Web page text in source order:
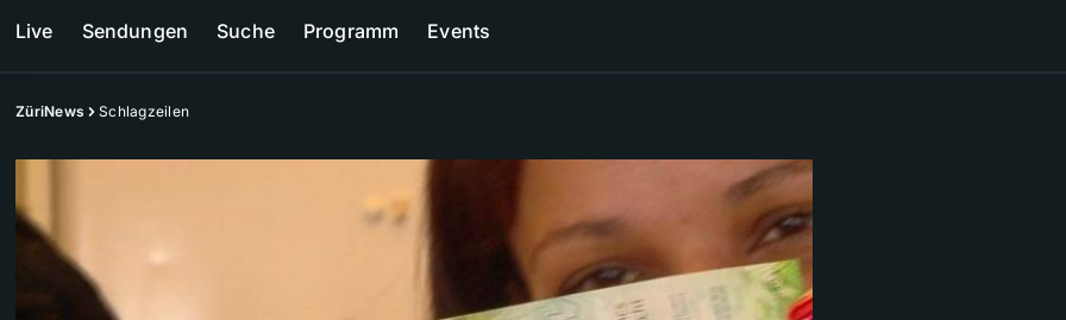
Live Sendungen Suche Programm Events
ZüriNews Schlagzeilen